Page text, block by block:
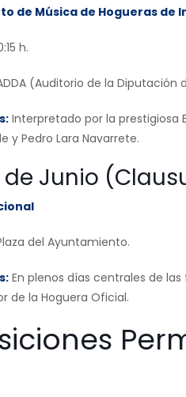
de Música de Hogueras de
h.
(Auditorio de la Diputación
Interpretado por la prestigiosa
y Pedro Lara Navarrete.
de Junio
del Ayuntamiento.
En plenos días centrales de
de la Hoguera Oficial.